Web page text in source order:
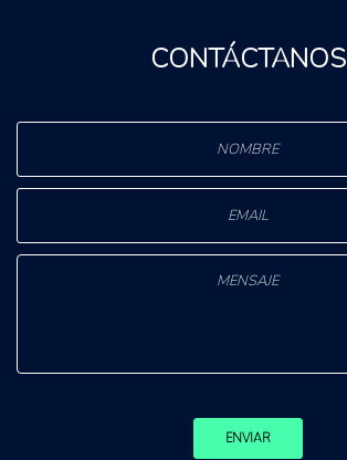
CONTÁCTANOS
ENVIAR